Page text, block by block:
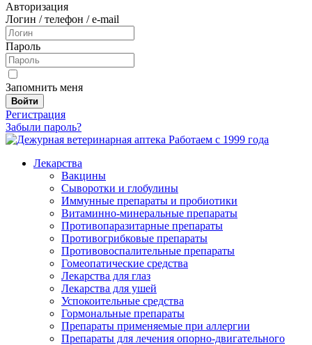
Авторизация
Логин / телефон / e-mail
Пароль
Запомнить меня
Войти
Регистрация
Забыли пароль?
Работаем с 1999 года
Лекарства
Вакцины
Сыворотки и глобулины
Иммунные препараты и пробиотики
Витаминно-минеральные препараты
Противопаразитарные препараты
Противогрибковые препараты
Противовоспалительные препараты
Гомеопатические средства
Лекарства для глаз
Лекарства для ушей
Успокоительные средства
Гормональные препараты
Препараты применяемые при аллергии
Препараты для лечения опорно-двигательного